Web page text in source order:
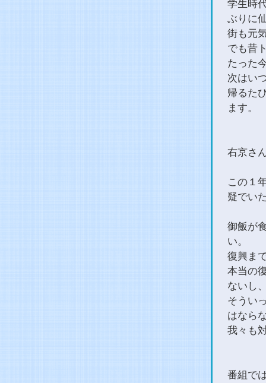
学生時
ぶりに
街も元
でも昔
たった
次はい
帰るた
ます。
右京さ
この１
疑でい
御飯が
い。
復興ま
本当の
ないし
そうい
はなら
我々も
番組で